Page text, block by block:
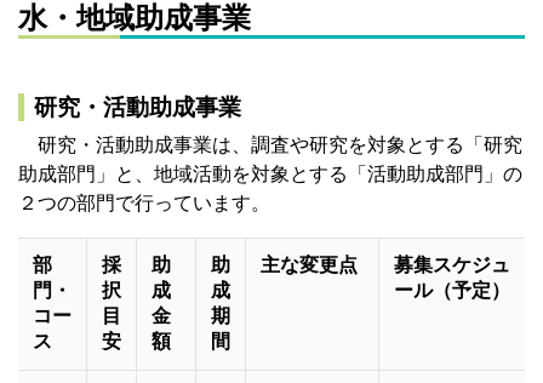
水・地域助成事業
研究・活動助成事業
研究・活動助成事業は、調査や研究を対象とする「研究
助成部門」と、地域活動を対象とする「活動助成部門」の
２つの部門で行っています。
部
門・
コー
ス
採
択
目
安
助
成
金
額
助
成
期
間
主な変更点
募集スケジュ
ール（予定）